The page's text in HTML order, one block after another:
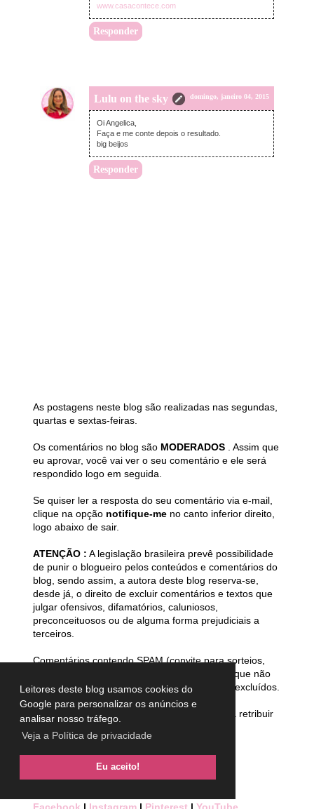
Leitores deste blog usamos cookies do
Google para personalizar os anúncios e
analisar nosso tráfego.
Veja a Política de privacidade
Eu aceito!
www.casacontece.com
Responder
Lulu on the sky domingo, janeiro 04, 2015
Oi Angelica,
Faça e me conte depois o resultado.
big beijos
Responder
As postagens neste blog são realizadas nas segundas,
quartas e sextas-feiras.
Os comentários no blog são MODERADOS
. Assim que
eu aprovar, você vai ver o seu comentário e ele será
respondido logo em seguida.
Se quiser ler a resposta do seu comentário via e-mail,
clique na opção notifique-me no canto inferior direito,
logo abaixo de sair.
ATENÇÃO : A legislação brasileira prevê possibilidade
de punir o blogueiro pelos conteúdos e comentários do
blog, sendo assim, a autora deste blog reserva-se,
desde já, o direito de excluir comentários e textos que
julgar ofensivos, difamatórios, caluniosos,
preconceituosos ou de alguma forma prejudiciais a
terceiros.
Comentários contendo SPAM (convite para sorteios,
Tags e memes), assim como sobre assuntos que não
são tratados no blog serão automaticamente excluídos.
Tem um blog? Deixe o link para que eu possa retribuir
Quer falar comigo?Fale com Lulu
Siga o blog nas redes sociais:
Facebook | Instagram | Pinterest | YouTube